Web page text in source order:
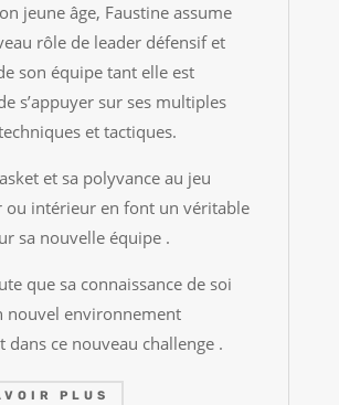
jeune âge, Faustine assume
rôle de leader défensif et
son équipe tant elle est
s’appuyer sur ses multiples
et tactiques.
et sa polyvance au jeu
ou intérieur en font un véritable
sa nouvelle équipe .
que sa connaissance de soi
nouvel environnement
dans ce nouveau challenge .
PLUS